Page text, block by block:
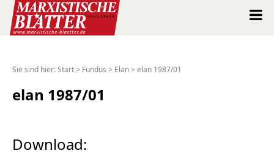
Shop
Sie sind hier:Start > Fundus > Elan >elan 1987/01
elan 1987/01
Download: